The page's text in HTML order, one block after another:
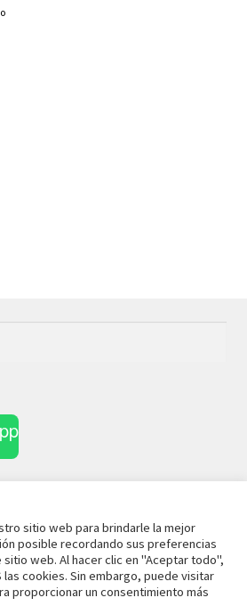
Aviso Legal
Términos y
de Privacidad Política de Cookies
sitio web para brindarle la mejor
posible recordando sus preferencias
web. Al hacer clic en "Aceptar todo",
las cookies. Sin embargo, puede visitar
proporcionar un consentimiento más